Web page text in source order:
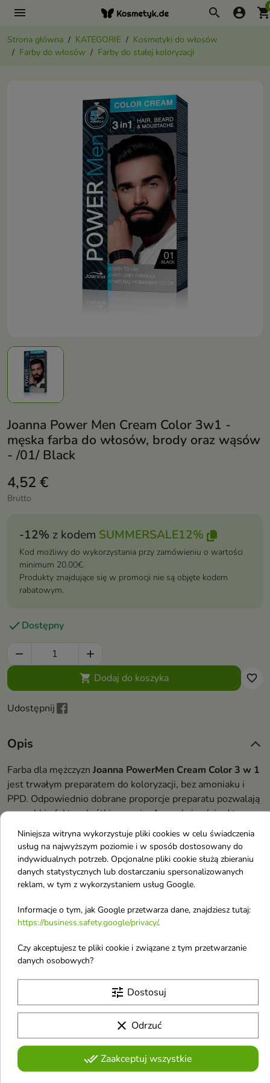
menu search account_circle
Strona główna KATEGORIE
Kosmetyki do włosów
Farby do włosów
Farby do stałej koloryzacji
Joanna Power Men Cream Color 3w1 -
męska farba do włosów, brody oraz wąsów
- /01/ Black
4,52 €
Brutto
-12% z kodem SUMMERSALE12%
Kod możliwy do wykorzystania przy zamówieniu o wartości
minimum 20.00€.
Produkty znajdujące się w promocji nie są objęte kodem
rabatowym.
Dostępny


 Dodaj do koszyka favorite_border
Udostępnij
Opis
Farba dla mężczyzn Joanna PowerMen Cream Color 3 w 1
jest trwałym preparatem do koloryzacji, bez amoniaku i
PPD. Odpowiednio dobrane proporcje preparatu pozwalają
na szybki efekt, w krótkim czasie. A w zależności od tego,
jak długo mieszanka pozostaje na włosach, otrzymujemy
inny rodzaj krycia siwizny. Po 5 minutach uzyskuje się
około 10% pokrycia siwych włosów. Po 10 minutach
uzyskuje się około 50% pokrycia siwych włosów. Po 15
minutach uzyskuje się do 100 % pokrycia siwych włosów.
zależności od potrzeby i intencji mężczyzny.
Szczegóły produktu
Darmowa dostawa
Przy spełnieniu warunków promocji
Niniejsza witryna wykorzystuje pliki cookies w celu świadczenia
usług na najwyższym poziomie i w sposób dostosowany do
indywidualnych potrzeb. Opcjonalne pliki cookie służą zbieraniu
danych statystycznych lub dostarczaniu spersonalizowanych
reklam, w tym z wykorzystaniem usług Google.
Informacje o tym, jak Google przetwarza dane, znajdziesz tutaj:
https://business.safety.google/privacy/.
Czy akceptujesz te pliki cookie i związane z tym przetwarzanie
danych osobowych?
tune Dostosuj
clear Odrzuć
done_allZaakceptuj wszystkie